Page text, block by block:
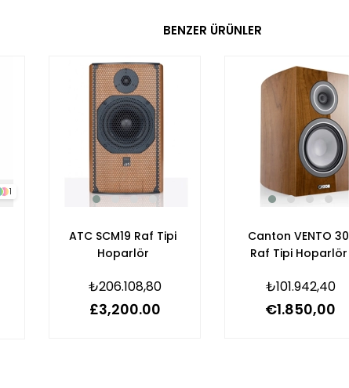
BENZER ÜRÜNLER
1
ATC SCM19 Raf Tipi
Hoparlör
₺206.108,80
£3,200.00
Canton VENTO 30
Raf Tipi Hoparlör
₺101.942,40
€1.850,00